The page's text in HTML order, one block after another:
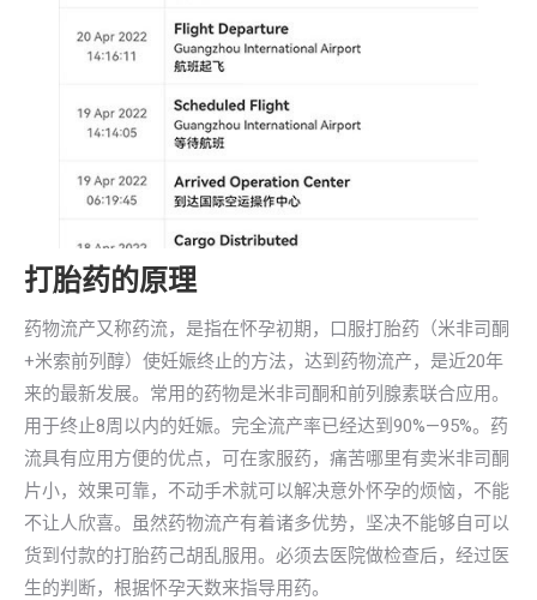
打胎药的原理
药物流产又称药流，是指在怀孕初期，口服打胎药（米非司酮
+米索前列醇）使妊娠终止的方法，达到药物流产，是近20年
来的最新发展。常用的药物是米非司酮和前列腺素联合应用。
用于终止8周以内的妊娠。完全流产率已经达到90%—95%。药
流具有应用方便的优点，可在家服药，痛苦哪里有卖米非司酮
片小，效果可靠，不动手术就可以解决意外怀孕的烦恼，不能
不让人欣喜。虽然药物流产有着诸多优势，坚决不能够自可以
货到付款的打胎药己胡乱服用。必须去医院做检查后，经过医
生的判断，根据怀孕天数来指导用药。